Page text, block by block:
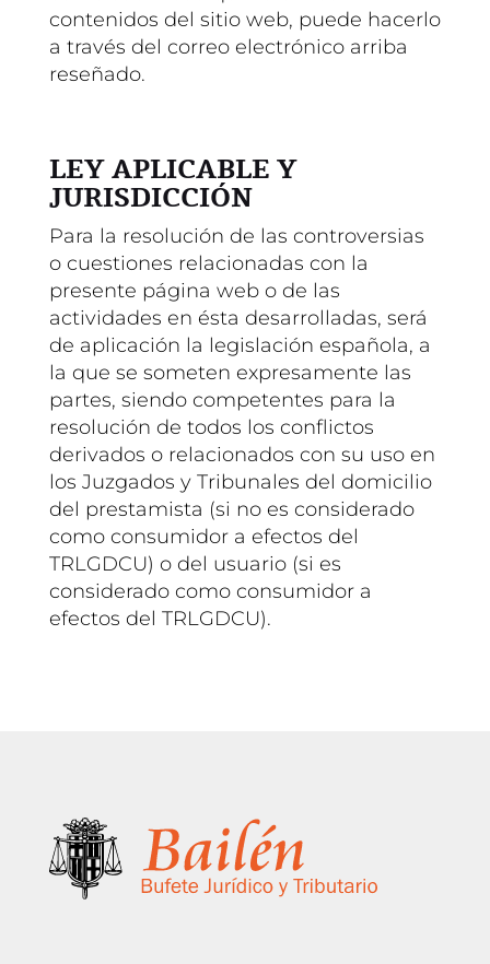
contenidos del sitio web, puede hacerlo
a través del correo electrónico arriba
reseñado.
LEY APLICABLE Y
JURISDICCIÓN
Para la resolución de las controversias
o cuestiones relacionadas con la
presente página web o de las
actividades en ésta desarrolladas, será
de aplicación la legislación española, a
la que se someten expresamente las
partes, siendo competentes para la
resolución de todos los conflictos
derivados o relacionados con su uso en
los Juzgados y Tribunales del domicilio
del prestamista (si no es considerado
como consumidor a efectos del
TRLGDCU) o del usuario (si es
considerado como consumidor a
efectos del TRLGDCU).